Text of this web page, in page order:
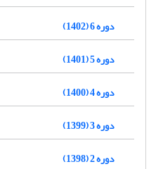
دوره 6 (1402)
دوره 5 (1401)
دوره 4 (1400)
دوره 3 (1399)
دوره 2 (1398)